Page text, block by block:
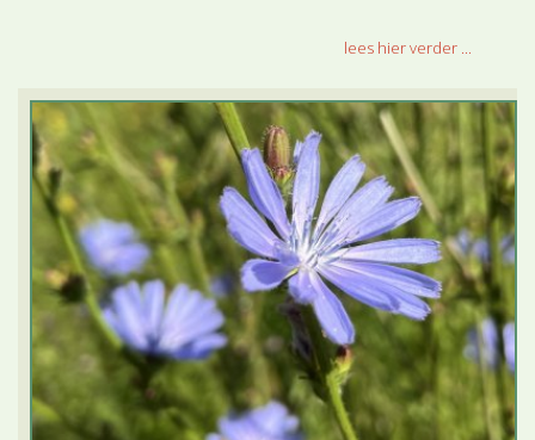
lees hier verder ...